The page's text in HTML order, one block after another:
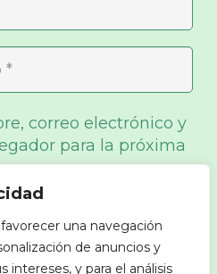
una navegación
de anuncios y
intereses, y para el análisis
correo electrónico y
para la próxima